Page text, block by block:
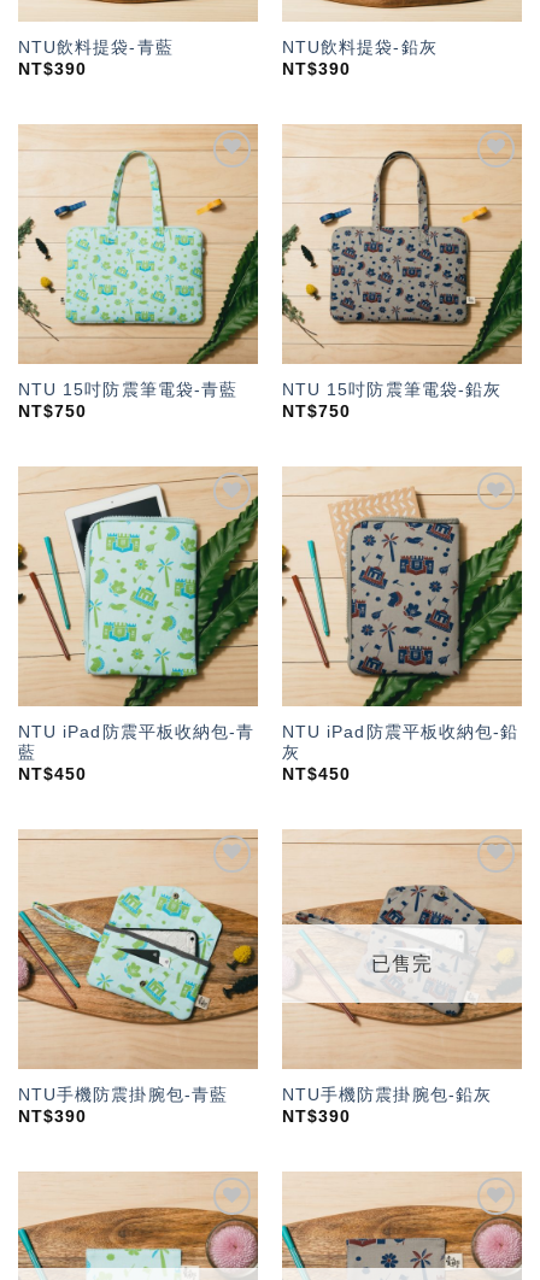
NTU飲料提袋-青藍
NT$390
NTU飲料提袋-鉛灰
NT$390
「願
望輕
NTU 15吋防震筆電袋-青藍
NT$750
「願
望輕
NTU 15吋防震筆電袋-鉛灰
NT$750
加入
「願
望輕
單」
NTU iPad防震平板收納包-青
藍
NT$450
加入
「願
望輕
單」
NTU iPad防震平板收納包-鉛
灰
NT$450
「願
望輕
單」
NTU手機防震掛腕包-青藍
NT$390
「願
望輕
單」
已售完
NTU手機防震掛腕包-鉛灰
NT$390
加入
「願
望輕
加入
「願
望輕